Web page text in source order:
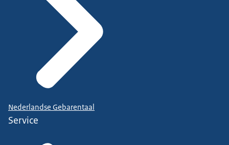
Nederlandse Gebarentaal
Service